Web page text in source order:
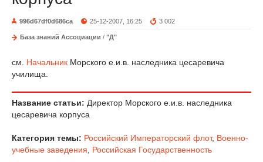
996d67df0d686ca 25-12-2007, 16:25 3 002
База знаний Ассоциации / "Д"
см. Начальник Морского е.и.в. наследника цесаревича
училища.
Название статьи: Директор Морского е.и.в. наследника
цесаревича корпуса
Категория темы: Российский Императорский флот, Военно-
учебные заведения
Российская Государственность